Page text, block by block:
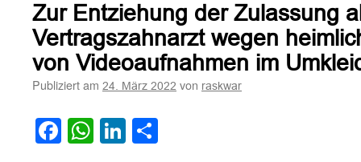
Zur Entziehung der Zulassung
Vertragszahnarzt wegen
von Videoaufnahmen im
Publiziert am 24. März 2022 von raskwar
Facebook
WhatsApp
LinkedIn